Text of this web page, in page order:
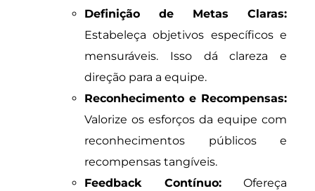
Definição de Metas Claras:
Estabeleça objetivos específicos e
mensuráveis. Isso dá clareza e
direção para a equipe.
Reconhecimento e Recompensas:
Valorize os esforços da equipe com
reconhecimentos públicos e
recompensas tangíveis.
Feedback Contínuo:Ofereça